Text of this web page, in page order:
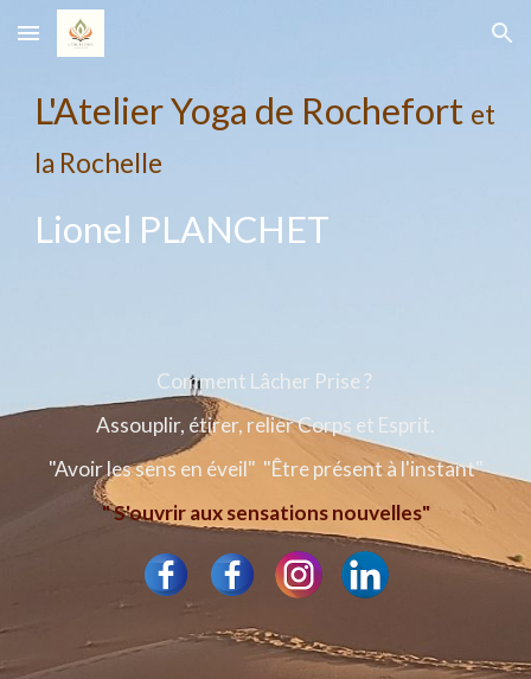
Skip to main content Skip to navigation
L'Atelier Yoga de Rochefort et
la Rochelle
Lionel PLANCHET
Comment Lâcher Prise ?
Assouplir, étirer, relier Corps et Esprit.
"Avoir les sens en éveil" "Être présent à l'instant"
" S'ouvrir aux sensations nouvelles"